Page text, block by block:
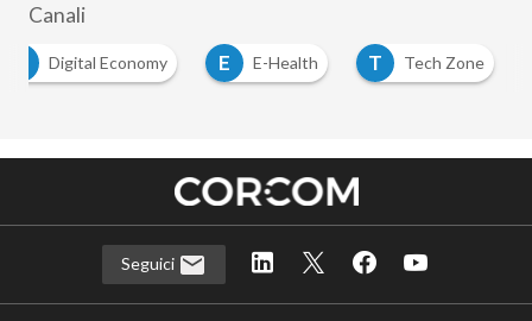
Canali
Digital Economy E E-Health T Tech Zone
Seguici